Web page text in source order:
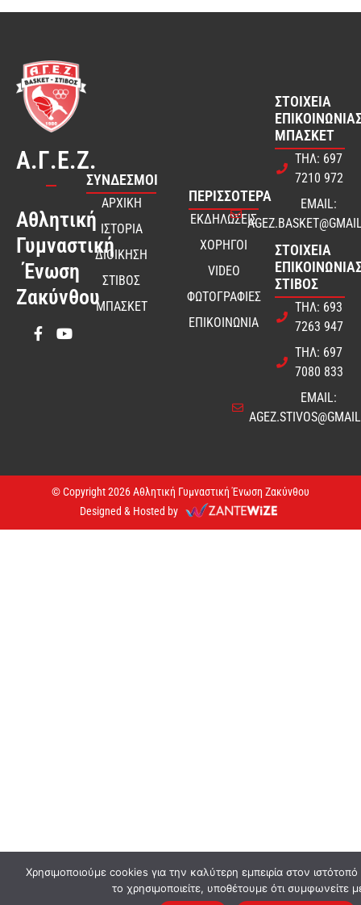
Α.Γ.Ε.Ζ.
Αθλητική
Γυμναστική
Ένωση
Ζακύνθου
ΣΎΝΔΕΣΜΟΙ
ΑΡΧΙΚΗ
ΙΣΤΟΡΙΑ
ΔΙΟΙΚΗΣΗ
ΣΤΙΒΟΣ
ΜΠΑΣΚΕΤ
ΠΕΡΙΣΣΟΤΕΡΑ
ΕΚΔΗΛΩΣΕΙΣ
ΧΟΡΗΓΟΙ
VIDEO
ΦΩΤΟΓΡΑΦΙΕΣ
ΕΠΙΚΟΙΝΩΝΙΑ
ΣΤΟΙΧΕΊΑ
ΜΠΆΣΚΕΤ
ΤΗΛ: 697
7210 972
EMAIL:
ΣΤΟΙΧΕΊΑ
ΣΤΊΒΟΣ
ΤΗΛ: 693
7263 947
ΤΗΛ: 697
7080 833
EMAIL:
© Copyright 2026 Αθλητική Γυμναστική Ένωση Ζακύνθου
Designed & Hosted by
Χρησιμοποιούμε cookies για την καλύτερη εμπειρία στον
το χρησιμοποιείτε, υποθέτουμε ότι συμφωνείτε